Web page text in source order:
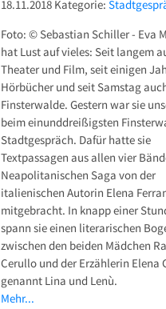
18.11.2018 Kategorie:
Foto: © Sebastian Schiller - Eva
hat Lust auf vieles: Seit langem
Theater und Film, seit einigen
Hörbücher und seit Samstag
Finsterwalde. Gestern war sie
beim einunddreißigsten
Stadtgespräch. Dafür hatte sie
Textpassagen aus allen vier
Neapolitanischen Saga von der
italienischen Autorin Elena
mitgebracht. In knapp einer
spann sie einen literarischen
zwischen den beiden Mädchen
Cerullo und der Erzählerin Elena
genannt Lina und Lenù.
Mehr...